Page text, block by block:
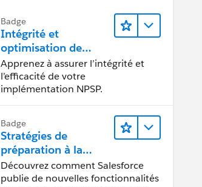
Badge
Intégrité et
optimisation de
Nonprofit Success Pa
ck
Apprenez à assurer l’intégrité et
l’efficacité de votre
implémentation NPSP.
Badge
Stratégies de
préparation à la
publication des
versions de
Découvrez comment Salesforce
publie de nouvelles fonctionnalités